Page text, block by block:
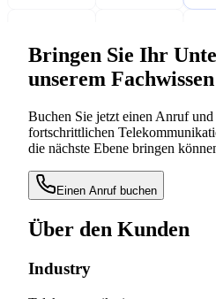
Bringen Sie Ihr
unserem
Buchen Sie jetzt einen Anruf
fortschrittlichen
die nächste Ebene bringen
Einen Anruf buchen
Über den Kunden
Industry